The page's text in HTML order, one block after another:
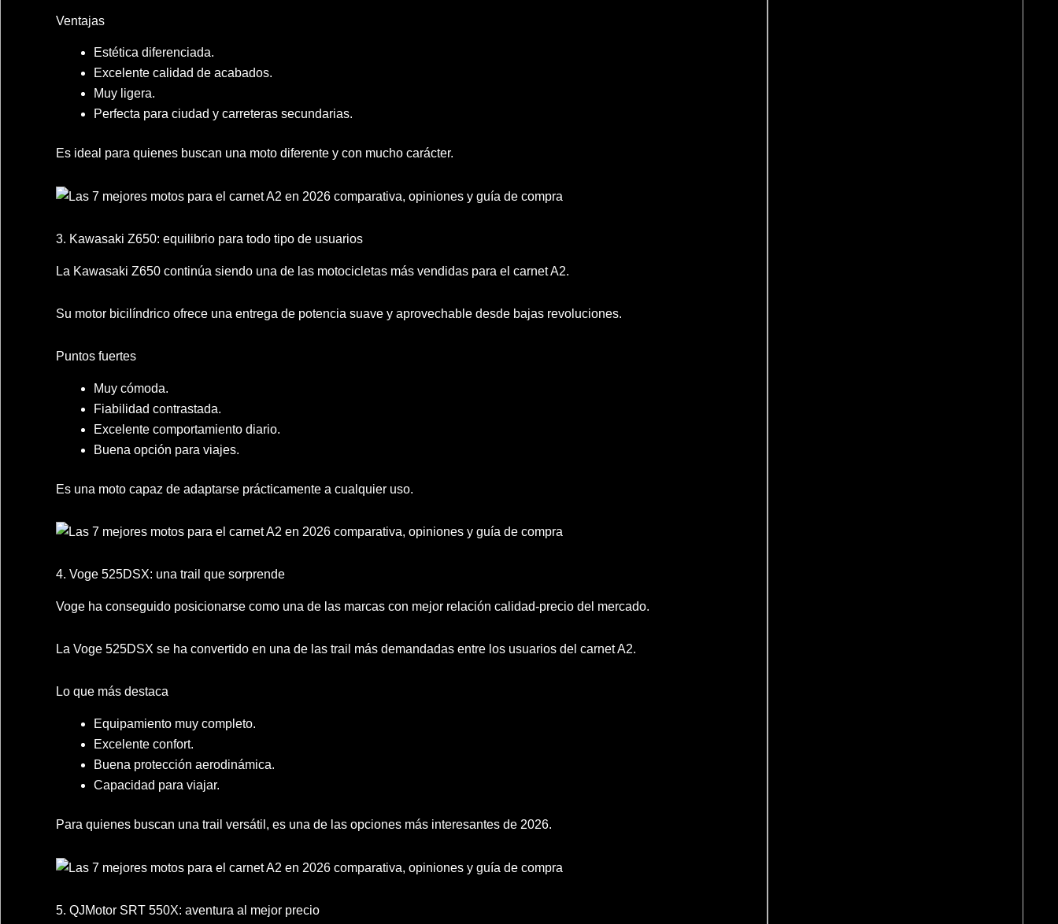
Ventajas
Estética diferenciada.
Excelente calidad de acabados.
Muy ligera.
Perfecta para ciudad y carreteras secundarias.
Es ideal para quienes buscan una moto diferente y con mucho carácter.
3. Kawasaki Z650: equilibrio para todo tipo de usuarios
La Kawasaki Z650 continúa siendo una de las motocicletas más vendidas para el carnet A2.
Su motor bicilíndrico ofrece una entrega de potencia suave y aprovechable desde bajas revoluciones.
Puntos fuertes
Muy cómoda.
Fiabilidad contrastada.
Excelente comportamiento diario.
Buena opción para viajes.
Es una moto capaz de adaptarse prácticamente a cualquier uso.
4. Voge 525DSX: una trail que sorprende
Voge ha conseguido posicionarse como una de las marcas con mejor relación calidad-precio del mercado.
La Voge 525DSX se ha convertido en una de las trail más demandadas entre los usuarios del carnet A2.
Lo que más destaca
Equipamiento muy completo.
Excelente confort.
Buena protección aerodinámica.
Capacidad para viajar.
Para quienes buscan una trail versátil, es una de las opciones más interesantes de 2026.
5. QJMotor SRT 550X: aventura al mejor precio